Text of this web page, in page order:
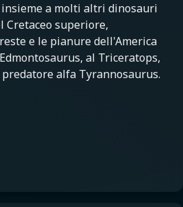
insieme a molti altri dinosauri
superiore,
e le pianure dell'America
al Triceratops,
alfa Tyrannosaurus.